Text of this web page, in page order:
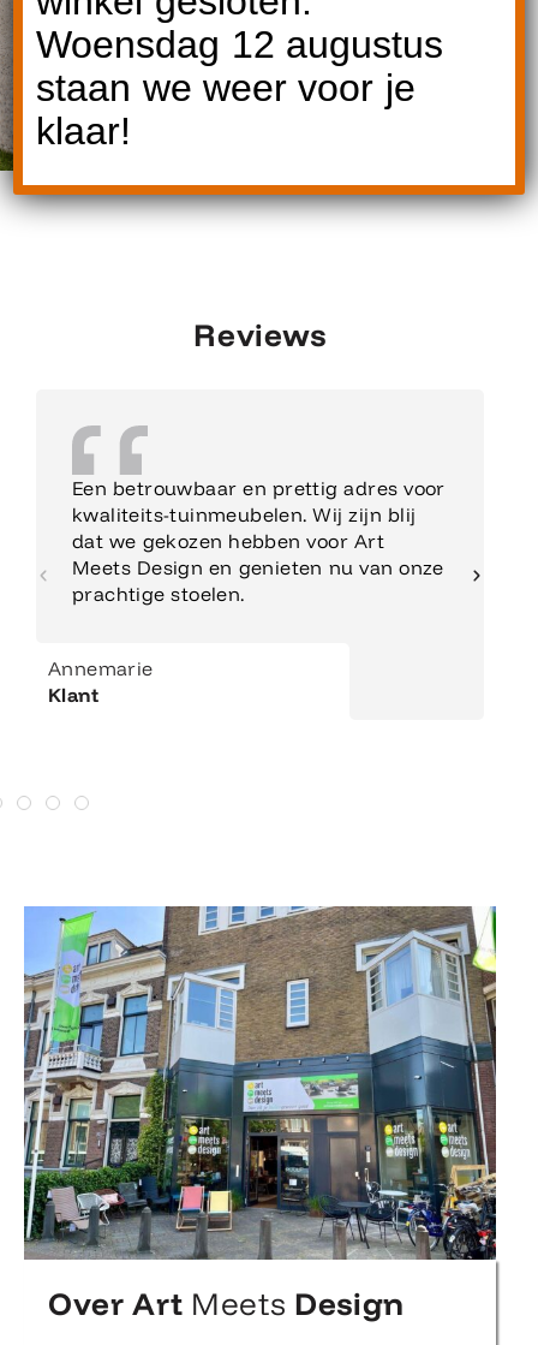
Reviews
Een betrouwbaar en prettig adres voor
kwaliteits-tuinmeubelen. Wij zijn blij
dat we gekozen hebben voor Art
Meets Design en genieten nu van onze
prachtige stoelen.
Annemarie
Klant
Over Art Meets Design
Woensdag 12 augustus
staan we weer voor je
klaar!